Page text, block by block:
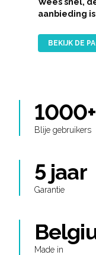
aanbieding
BEKIJK DE
Blije gebruikers
1000+
Garantie
5 jaar
Made in